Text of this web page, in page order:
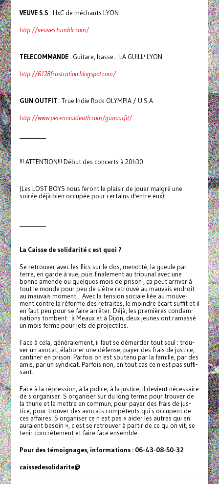
VEUVE S.S : HxC de méchants LYON
http://veuves.tumblr.com/
TELECOMMANDE: Guitare, basse... LA GUILL' LYON
http://6128frustration.blogspot.com/
GUN OUTFIT : True Indie Rock OLYMPIA / U.S.A
http://www.perennialdeath.com/gunoutfit/
!!! ATTENTION!!! Début des concerts à 20h30
(Les LOST BOYS nous feront le plaisir de jouer malgré une
soirée déjà bien occupée pour certains d'entre eux)
La Caisse de soli­da­rité c est quoi ?
Se retrou­­ver avec les flics sur le dos, menotté, la gueule par
terre, en garde à vue, puis fina­le­ment au tri­­bu­­nal avec une
bonne amende ou quel­­ques mois de prison , ça peut arri­ver à
tout le monde pour peu de s être retrouvé au mau­vais endroit
au mau­vais moment... Avec la ten­sion sociale liée au mou­ve­
ment contre la réforme des retrai­tes, le moin­­dre écart suffit et il
en faut peu pour se faire arrê­ter. Déjà, les pre­miè­res condam­
na­tions tom­bent : à Meaux et à Dijon, deux jeunes ont ramassé
un mois ferme pour jets de pro­jec­ti­les.
Face à cela, géné­­ra­­le­­ment, il faut se démer­­der tout seul : trou­­
ver un avocat, élaborer une défense, payer des frais de jus­­tice,
can­­ti­­ner en prison. Parfois on est sou­­tenu par la famille, par des
amis, par un syn­­di­­cat. Parfois non, en tout cas ce n est pas suf­­fi­­
sant.
Face à la répres­­sion, à la police, à la jus­­tice, il devient néces­­saire
de s orga­­ni­­ser. S orga­­ni­­ser sur du long terme pour trou­­ver de
la thune et la mettre en commun, pour payer des frais de jus­­
tice, pour trou­­ver des avo­­cats com­pé­tents qui s occu­­pent de
ces affai­­res. S orga­­ni­­ser ce n est pas « aider les autres qui en
auraient besoin », c est se retrou­­ver à partir de ce qu on vit, se
tenir concrè­­te­­ment et faire face ensem­­ble.
Pour des témoi­gna­ges, infor­ma­tions : 06-43-08-50-32
cais­se­de­so­li­da­rite@